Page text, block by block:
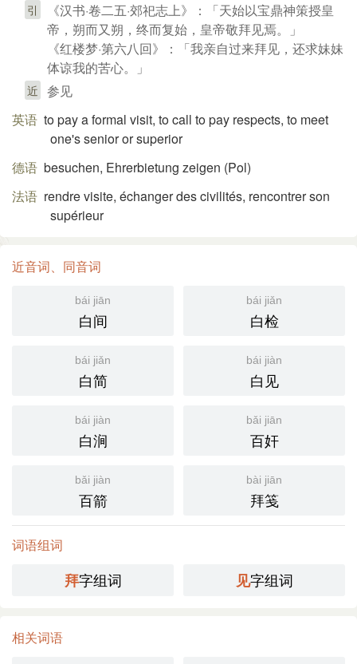
引
《汉书·卷二五·郊祀志上》：「天始以宝鼎神策授皇
帝，朔而又朔，终而复始，皇帝敬拜见焉。」
《红楼梦·第六八回》：「我亲自过来拜见，还求妹妹
体谅我的苦心。」
近 参见
英语 to pay a formal visit, to call to pay respects, to meet
one's senior or superior
德语 besuchen, Ehrerbietung zeigen (Pol)​
法语 rendre visite, échanger des civilités, rencontrer son
supérieur
近音词、同音词
bái jiān
白间
bái jiǎn
白检
bái jiǎn
白简
bái jiàn
白见
bái jiàn
白涧
bǎi jiān
百奸
bǎi jiàn
百箭
bài jiān
拜笺
词语组词
拜字组词 见字组词
相关词语